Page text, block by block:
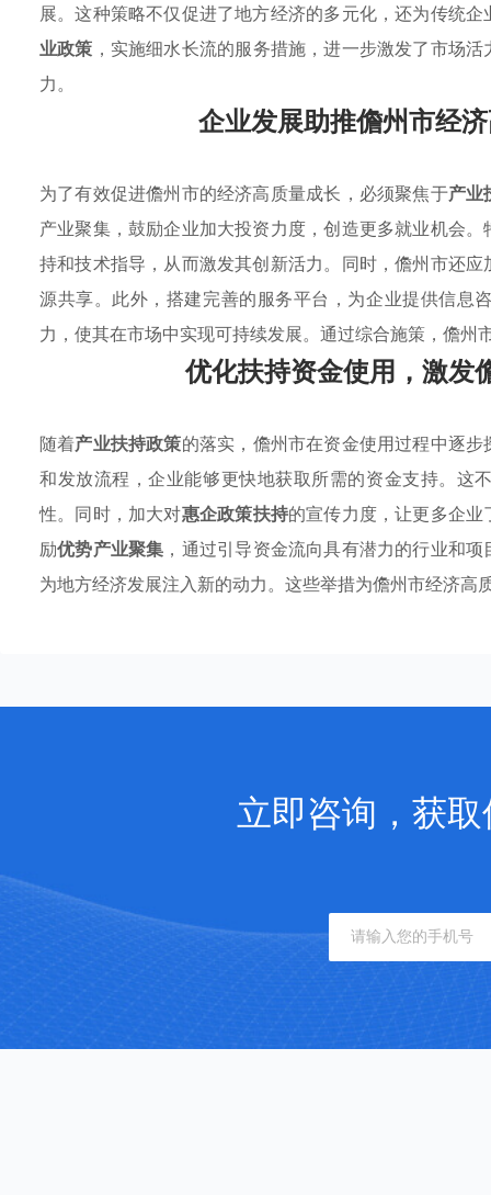
展。这种策略不仅促进了地方经济的多元化，还为传统
业政策 ，实施细水长流的服务措施，进一步激发了市场
力。
企业发展助推儋州市经
为了有效促进儋州市的经济高质量成长，必须聚焦于产业
产业聚集，鼓励企业加大投资力度，创造更多就业机会
持和技术指导，从而激发其创新活力。同时，儋州市还
源共享。此外，搭建完善的服务平台，为企业提供信息
力，使其在市场中实现可持续发展。通过综合施策，儋
优化扶持资金使用，激发
随着产业扶持政策的落实，儋州市在资金使用过程中逐
和发放流程，企业能够更快地获取所需的资金支持。这
性。同时，加大对惠企政策扶持的宣传力度，让更多企
励优势产业聚集 ，通过引导资金流向具有潜力的行业和
为地方经济发展注入新的动力。这些举措为儋州市经济高
立即咨询，获